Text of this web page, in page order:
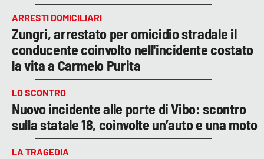
ARRESTI DOMICILIARI
Zungri, arrestato per omicidio stradale il
conducente coinvolto nell'incidente costato
la vita a Carmelo Purita
LO SCONTRO
Nuovo incidente alle porte di Vibo: scontro
sulla statale 18, coinvolte un’auto e una moto
LA TRAGEDIA